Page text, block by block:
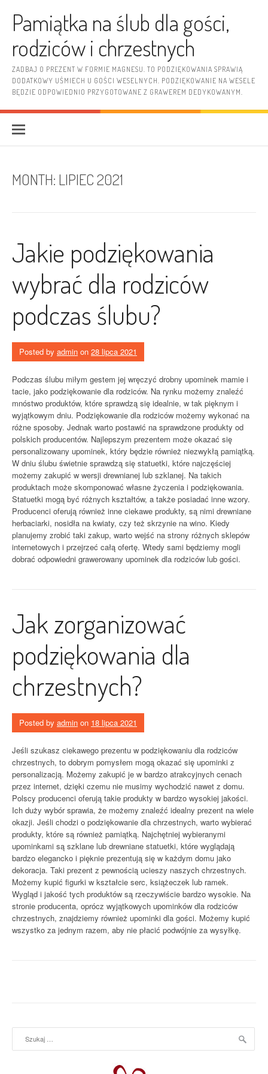
Pamiątka na ślub dla gości,
rodziców i chrzestnych
ZADBAJ O PREZENT W FORMIE MAGNESU. TO PODZIĘKOWANIA SPRAWIĄ
DODATKOWY UŚMIECH U GOŚCI WESELNYCH. PODZIĘKOWANIE NA WESELE
BĘDZIE ODPOWIEDNIO PRZYGOTOWANE Z GRAWEREM DEDYKOWANYM.
MONTH: LIPIEC 2021
Jakie podziękowania
wybrać dla rodziców
podczas ślubu?
Posted by admin on 28 lipca 2021
Podczas ślubu miłym gestem jej wręczyć drobny upominek mamie i
tacie, jako podziękowanie dla rodziców. Na rynku możemy znaleźć
mnóstwo produktów, które sprawdzą się idealnie, w tak pięknym i
wyjątkowym dniu. Podziękowanie dla rodziców możemy wykonać na
różne sposoby. Jednak warto postawić na sprawdzone produkty od
polskich producentów. Najlepszym prezentem może okazać się
personalizowany upominek, który będzie również niezwykłą pamiątką.
W dniu ślubu świetnie sprawdzą się statuetki, które najczęściej
możemy zakupić w wersji drewnianej lub szklanej. Na takich
produktach może skomponować własne życzenia i podziękowania.
Statuetki mogą być różnych kształtów, a także posiadać inne wzory.
Producenci oferują również inne ciekawe produkty, są nimi drewniane
herbaciarki, nosidła na kwiaty, czy też skrzynie na wino. Kiedy
planujemy zrobić taki zakup, warto wejść na strony różnych sklepów
internetowych i przejrzeć całą ofertę. Wtedy sami będziemy mogli
dobrać odpowiedni grawerowany upominek dla rodziców lub gości.
Jak zorganizować
podziękowania dla
chrzestnych?
Posted by admin on 18 lipca 2021
Jeśli szukasz ciekawego prezentu w podziękowaniu dla rodziców
chrzestnych, to dobrym pomysłem mogą okazać się upominki z
personalizacją. Możemy zakupić je w bardzo atrakcyjnych cenach
przez internet, dzięki czemu nie musimy wychodzić nawet z domu.
Polscy producenci oferują takie produkty w bardzo wysokiej jakości.
Ich duży wybór sprawia, że możemy znaleźć idealny prezent na wiele
okazji. Jeśli chodzi o podziękowanie dla chrzestnych, warto wybierać
produkty, które są również pamiątką. Najchętniej wybieranymi
upominkami są szklane lub drewniane statuetki, które wyglądają
bardzo elegancko i pięknie prezentują się w każdym domu jako
dekoracja. Taki prezent z pewnością ucieszy naszych chrzestnych.
Możemy kupić figurki w kształcie serc, książeczek lub ramek.
Wygląd i jakość tych produktów są rzeczywiście bardzo wysokie. Na
stronie producenta, oprócz wyjątkowych upominków dla rodziców
chrzestnych, znajdziemy również upominki dla gości. Możemy kupić
wszystko za jednym razem, aby nie płacić podwójnie za wysyłkę.